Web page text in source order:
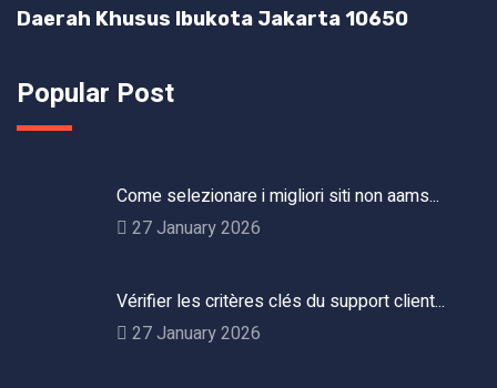
Daerah Khusus Ibukota Jakarta 10650
Popular Post
Come selezionare i migliori siti non aams...
27 January 2026
Vérifier les critères clés du support client...
27 January 2026